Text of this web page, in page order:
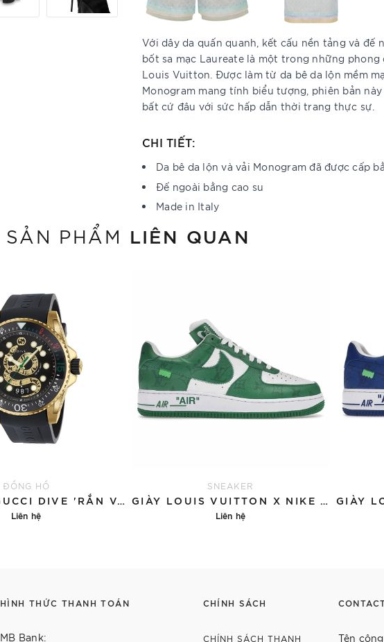
Với dây da quấn quanh, kết cấu nền tảng và đế
bốt sa mạc Laureate là một trong những phong
Louis Vuitton. Được làm từ da bê da lộn mềm
Monogram mang tính biểu tượng, phiên bản
bất cứ đâu với sức hấp dẫn thời trang thực sự.
CHI TIẾT:
Da bê da lộn và vải Monogram đã được cấp
Đế ngoài bằng cao su
Made in Italy
SẢN PHẨM LIÊN QUAN
ĐỒNG HỒ
Liên hệ
SNEAKER
Liên hệ
HÌNH THỨC THANH TOÁN
MB Bank:
CHÍNH SÁCH
CHÍNH SÁCH THANH Tên